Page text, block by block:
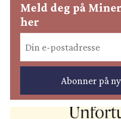
Meld deg på
her